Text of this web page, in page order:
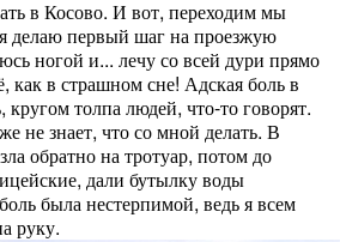
в Косово. И вот, переходим мы
делаю первый шаг на проезжую
ногой и... лечу со всей дури прямо
как в страшном сне! Адская боль в
кругом толпа людей, что-то говорят.
не знает, что со мной делать. В
обратно на тротуар, потом до
дали бутылку воды
была нестерпимой, ведь я всем
руку.